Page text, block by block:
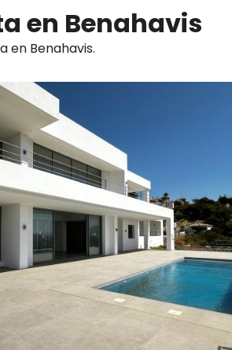
en Benahavis
en Benahavis.